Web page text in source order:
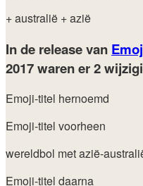
+ australië + azië
In de release van
2017waren er 2
Emoji-titel hernoemd
Emoji-titel voorheen
wereldbol met azië-
Emoji-titel daarna